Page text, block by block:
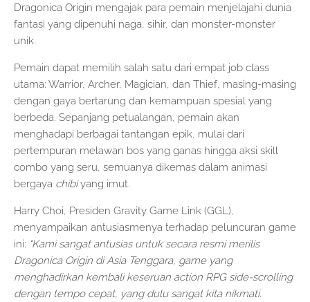
Dragonica Origin mengajak para pemain menjelajahi dunia
fantasi yang dipenuhi naga, sihir, dan monster-monster
unik.
Pemain dapat memilih salah satu dari empat job class
utama: Warrior, Archer, Magician, dan Thief, masing-masing
dengan gaya bertarung dan kemampuan spesial yang
berbeda. Sepanjang petualangan, pemain akan
menghadapi berbagai tantangan epik, mulai dari
pertempuran melawan bos yang ganas hingga aksi skill
combo yang seru, semuanya dikemas dalam animasi
bergaya chibiyang imut.
Harry Choi, Presiden Gravity Game Link (GGL),
menyampaikan antusiasmenya terhadap peluncuran game
ini: “Kami sangat antusias untuk secara resmi merilis
Dragonica Origin di Asia Tenggara, game yang
menghadirkan kembali keseruan action RPG side-scrolling
dengan tempo cepat, yang dulu sangat kita nikmati.